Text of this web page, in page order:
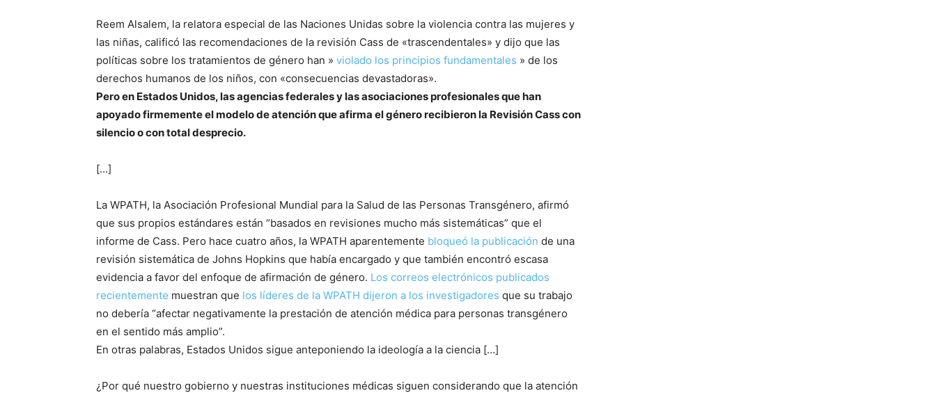
Reem Alsalem, la relatora especial de las Naciones Unidas sobre la violencia contra las mujeres y
las niñas, calificó las recomendaciones de la revisión Cass de «trascendentales» y dijo que las
políticas sobre los tratamientos de género han » violado los principios fundamentales » de los
derechos humanos de los niños, con «consecuencias devastadoras».
Pero en Estados Unidos, las agencias federales y las asociaciones profesionales que han
apoyado firmemente el modelo de atención que afirma el género recibieron la Revisión Cass con
silencio o con total desprecio.
[…]
La WPATH, la Asociación Profesional Mundial para la Salud de las Personas Transgénero, afirmó
que sus propios estándares están “basados ​​en revisiones mucho más sistemáticas” que el
informe de Cass. Pero hace cuatro años, la WPATH aparentemente bloqueó la publicación de una
revisión sistemática de Johns Hopkins que había encargado y que también encontró escasa
evidencia a favor del enfoque de afirmación de género. Los correos electrónicos publicados
recientemente muestran que los líderes de la WPATH dijeron a los investigadores que su trabajo
no debería “afectar negativamente la prestación de atención médica para personas transgénero
en el sentido más amplio”.
En otras palabras, Estados Unidos sigue anteponiendo la ideología a la ciencia […]
¿Por qué nuestro gobierno y nuestras instituciones médicas siguen considerando que la atención